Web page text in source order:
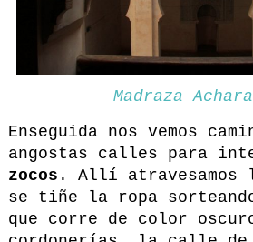
Madraza
Enseguida nos vemos
angostas calles para
zocos . Allí atravesamos
se tiñe la ropa
que corre de color